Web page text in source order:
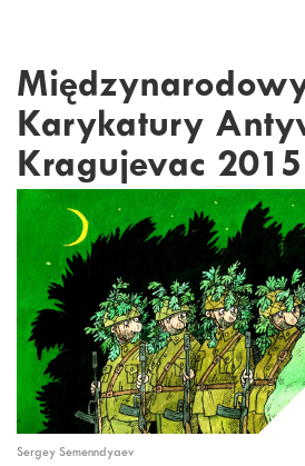
Karykatury
Kragujevac 2015
Sergey Semenndyaev